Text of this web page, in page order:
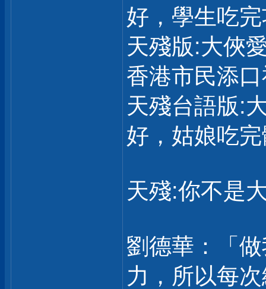
好，學生吃
天殘版:大俠
香港市民添
天殘台語版:
好，姑娘吃
天殘:你不是
劉德華：「
力，所以每